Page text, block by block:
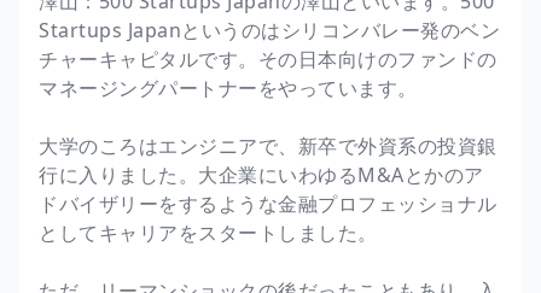
Startups Japanというのはシリコンバレー発のベン
チャーキャピタルです。その日本向けのファンドの
マネージングパートナーをやっています。
大学のころはエンジニアで、新卒で外資系の投資銀
行に入りました。大企業にいわゆるM&Aとかのア
ドバイザリーをするような金融プロフェッショナル
としてキャリアをスタートしました。